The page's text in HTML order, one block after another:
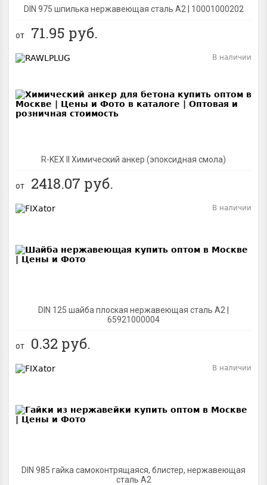
DIN 975 шпилька нержавеющая сталь A2 | 10001000202
от 71.95 руб.
R-KEX II Химический анкер (эпоксидная смола)
В наличии
от 2418.07 руб.
DIN 125 шайба плоская нержавеющая сталь A2 |
65921000004
В наличии
от 0.32 руб.
DIN 985 гайка самоконтрящаяся, блистер, нержавеющая
сталь A2
В наличии